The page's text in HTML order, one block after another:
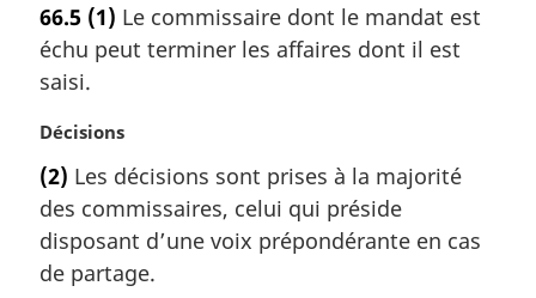
t
e
m
r
i
n
a
e
66.5 (1) Le commissaire dont le mandat est
échu peut terminer les affaires dont il est
saisi.
N
t
e
m
a
Décisions
(2) Les décisions sont prises à la majorité
des commissaires, celui qui préside
disposant d’une voix prépondérante en cas
de partage.